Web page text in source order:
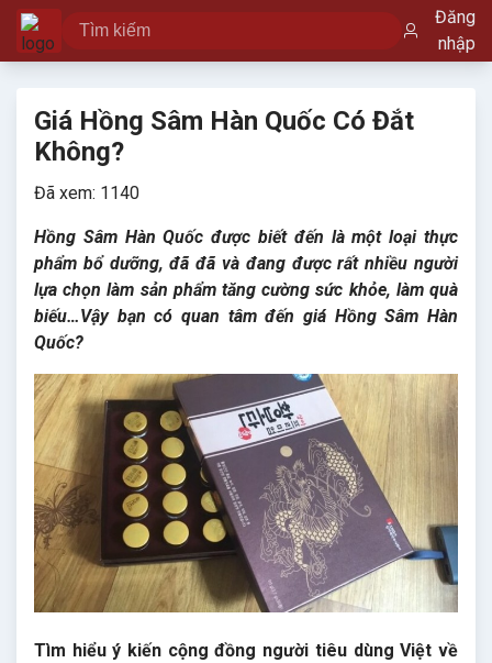
Đăng
nhập
Giá Hồng Sâm Hàn Quốc Có Đắt
Không?
Đã xem: 1140
Hồng Sâm Hàn Quốc được biết đến là một loại thực
phẩm bổ dưỡng, đã đã và đang được rất nhiều người
lựa chọn làm sản phẩm tăng cường sức khỏe, làm quà
biếu…Vậy bạn có quan tâm đến giá Hồng Sâm Hàn
Quốc?
Tìm hiểu ý kiến cộng đồng người tiêu dùng Việt về